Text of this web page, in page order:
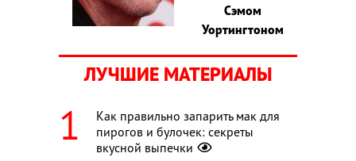
Сэмом
Уортингтоном
ЛУЧШИЕ МАТЕРИАЛЫ
Как правильно запарить мак для
пирогов и булочек: секреты
вкусной выпечки